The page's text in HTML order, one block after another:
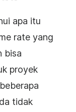
apa itu
rate yang
bisa
proyek
tidak